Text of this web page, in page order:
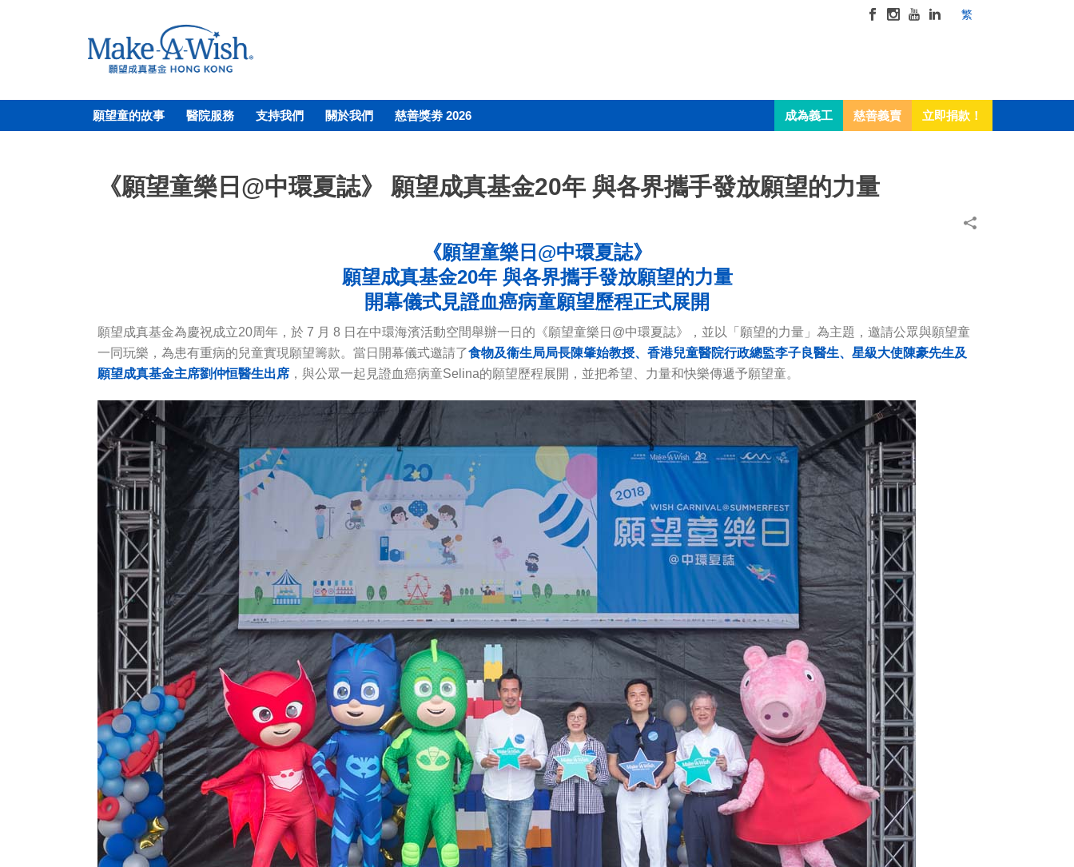
繁
願望童的故事 醫院服務 支持我們 關於我們 慈善獎劵 2026 成為義工 慈善義賣 立即捐款！
《願望童樂日@中環夏誌》 願望成真基金20年 與各界攜手發放願望的力量
《願望童樂日@中環夏誌》
願望成真基金20年 與各界攜手發放願望的力量
開幕儀式見證血癌病童願望歷程正式展開
願望成真基金為慶祝成立20周年，於 7 月 8 日在中環海濱活動空間舉辦一日的《願望童樂日@中環夏誌》，並以「願望的力量」為主題，邀請公眾與願望童
一同玩樂，為患有重病的兒童實現願望籌款。當日開幕儀式邀請了食物及衞生局局長陳肇始教授、香港兒童醫院行政總監李子良醫生、星級大使陳豪先生及
願望成真基金主席劉仲恒醫生出席 ，與公眾一起見證血癌病童Selina的願望歷程展開，並把希望、力量和快樂傳遞予願望童。